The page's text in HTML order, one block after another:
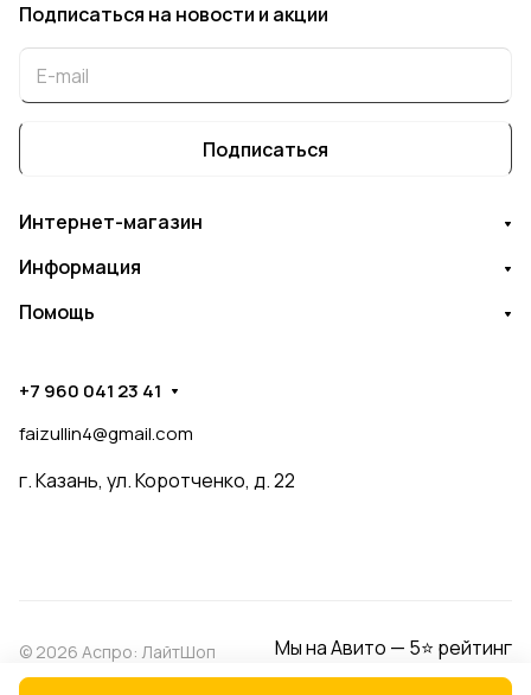
Подписаться на новости и акции
Подписаться
Интернет-магазин
Информация
Помощь
+7 960 041 23 41
faizullin4@gmail.com
г. Казань, ул. Коротченко, д. 22
© 2026 Аспро: ЛайтШоп Мы на Авито — 5⭐ рейтинг